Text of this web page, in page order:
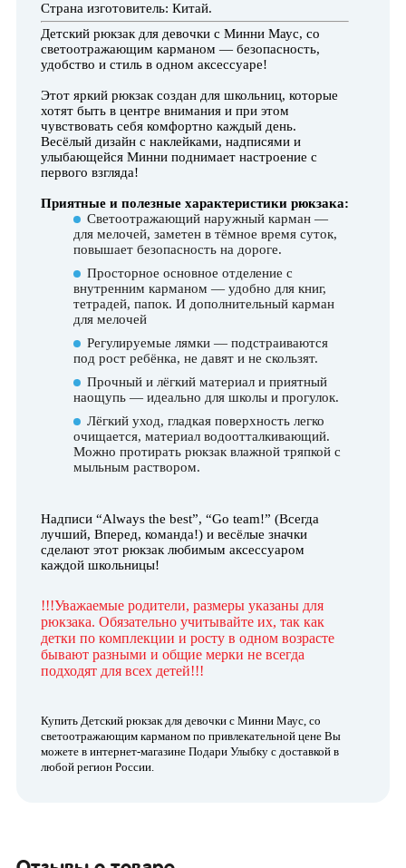
Страна изготовитель: Китай.
Детский рюкзак для девочки с Минни Маус, со
светоотражающим карманом — безопасность,
удобство и стиль в одном аксессуаре!
Этот яркий рюкзак создан для школьниц, которые
хотят быть в центре внимания и при этом
чувствовать себя комфортно каждый день.
Весёлый дизайн с наклейками, надписями и
улыбающейся Минни поднимает настроение с
первого взгляда!
Приятные и полезные характеристики рюкзака:
Светоотражающий наружный карман —
для мелочей, заметен в тёмное время суток,
повышает безопасность на дороге.
Просторное основное отделение с
внутренним карманом — удобно для книг,
тетрадей, папок. И дополнительный карман
для мелочей
Регулируемые лямки — подстраиваются
под рост ребёнка, не давят и не скользят.
Прочный и лёгкий материал и приятный
наощупь — идеально для школы и прогулок.
Лёгкий уход, гладкая поверхность легко
очищается, материал водоотталкивающий.
Можно протирать рюкзак влажной тряпкой с
мыльным раствором.
Надписи “Always the best”, “Go team!” (Всегда
лучший, Вперед, команда!) и весёлые значки
сделают этот рюкзак любимым аксессуаром
каждой школьницы!
!!!Уважаемые родители, размеры указаны для
рюкзака. Обязательно учитывайте их, так как
детки по комплекции и росту в одном возрасте
бывают разными и общие мерки не всегда
подходят для всех детей!!!
Купить Детский рюкзак для девочки с Минни Маус, со
светоотражающим карманом по привлекательной цене Вы
можете в интернет-магазине Подари Улыбку с доставкой в
любой регион России.